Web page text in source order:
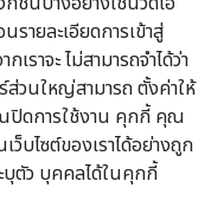
รายละเอียดการเข้าสู่
ราจะ ไม่สามารถจำได้ว่า
ส่วนใหญ่สามารถ ตั้งค่าให้
ปิดการใช้งาน คุกกี้ คุณ
บไซต์ของเราได้อย่างถูก
บุตัว บุคคลได้ในคุกกี้